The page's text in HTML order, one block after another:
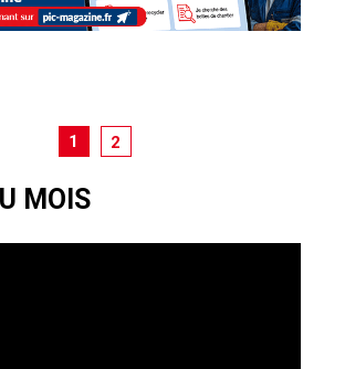
1 2
MOIS